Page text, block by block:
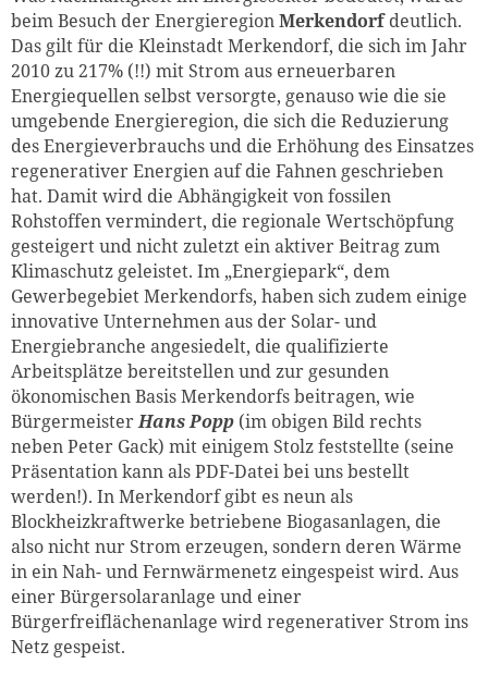
beim Besuch der EnergieregionMerkendorfdeutlich.
Das gilt für die Kleinstadt Merkendorf, die sich im Jahr
2010 zu 217% (!!) mit Strom aus erneuerbaren
Energiequellen selbst versorgte, genauso wie die sie
umgebende Energieregion, die sich die Reduzierung
des Energieverbrauchs und die Erhöhung des Einsatzes
regenerativer Energien auf die Fahnen geschrieben
hat. Damit wird die Abhängigkeit von fossilen
Rohstoffen vermindert, die regionale Wertschöpfung
gesteigert und nicht zuletzt ein aktiver Beitrag zum
Klimaschutz geleistet. Im „Energiepark“, dem
Gewerbegebiet Merkendorfs, haben sich zudem einige
innovative Unternehmen aus der Solar- und
Energiebranche angesiedelt, die qualifizierte
Arbeitsplätze bereitstellen und zur gesunden
ökonomischen Basis Merkendorfs beitragen, wie
BürgermeisterHans Popp (im obigen Bild rechts
neben Peter Gack) mit einigem Stolz feststellte (seine
Präsentation kann als PDF-Datei bei uns bestellt
werden!). In Merkendorf gibt es neun als
Blockheizkraftwerke betriebene Biogasanlagen, die
also nicht nur Strom erzeugen, sondern deren Wärme
in ein Nah- und Fernwärmenetz eingespeist wird. Aus
einer Bürgersolaranlage und einer
Bürgerfreiflächenanlage wird regenerativer Strom ins
Netz gespeist.